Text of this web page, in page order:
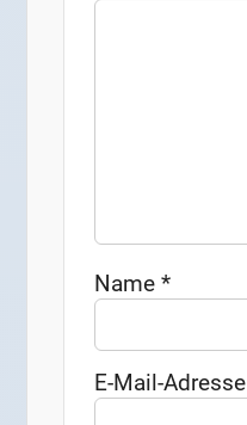
Name*
E-Mail-Adresse